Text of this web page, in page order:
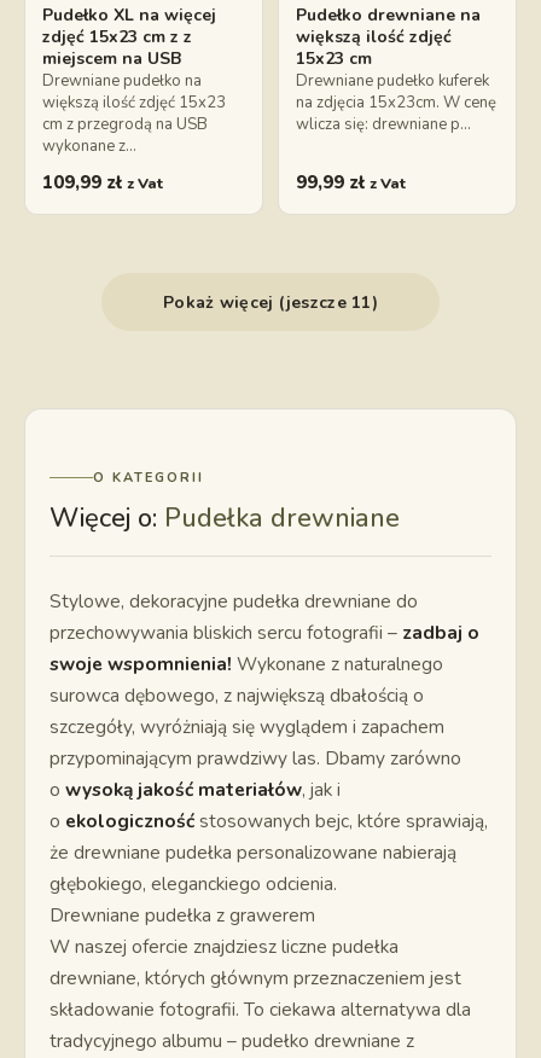
Pudełko XL na więcej
zdjęć 15x23 cm z z
miejscem na USB
Drewniane pudełko na
większą ilość zdjęć 15x23
cm z przegrodą na USB
wykonane z…
109,99 zł z Vat
Pudełko drewniane na
większą ilość zdjęć
15x23 cm
Drewniane pudełko kuferek
na zdjęcia 15x23cm. W cenę
wlicza się: drewniane p…
99,99 zł z Vat
Pokaż więcej (jeszcze 11)
O KATEGORII
Więcej o: Pudełka drewniane
Stylowe, dekoracyjne pudełka drewniane do
przechowywania bliskich sercu fotografii – zadbaj o
swoje wspomnienia! Wykonane z naturalnego
surowca dębowego, z największą dbałością o
szczegóły, wyróżniają się wyglądem i zapachem
przypominającym prawdziwy las. Dbamy zarówno
o wysoką jakość materiałów, jak i
o ekologicznośćstosowanych bejc, które sprawiają,
że drewniane pudełka personalizowane nabierają
głębokiego, eleganckiego odcienia.
Drewniane pudełka z grawerem
W naszej ofercie znajdziesz liczne pudełka
drewniane, których głównym przeznaczeniem jest
składowanie fotografii. To ciekawa alternatywa dla
tradycyjnego albumu – pudełko drewniane z